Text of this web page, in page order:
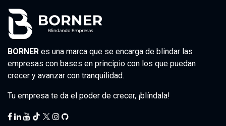
BORNER es una marca que se encarga de blindar las
empresas con bases en principio con los que puedan
crecer y avanzar con tranquilidad.
Tu empresa te da el poder de crecer, ¡blíndala!